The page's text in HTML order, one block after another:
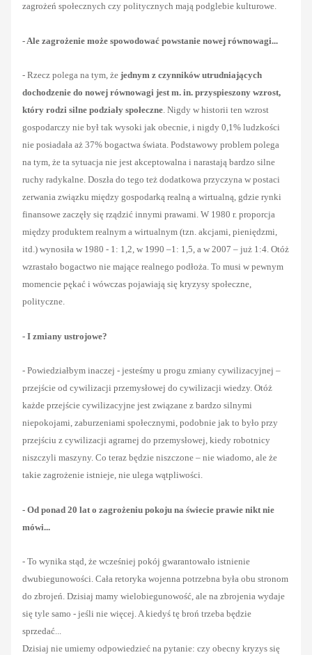
zagrożeń społecznych czy politycznych mają podglebie kulturowe.
- Ale zagrożenie może spowodować powstanie nowej równowagi...
- Rzecz polega na tym, że jednym z czynników utrudniających
dochodzenie do nowej równowagi jest m. in. przyspieszony wzrost,
który rodzi silne podziały społeczne. Nigdy w historii ten wzrost
gospodarczy nie był tak wysoki jak obecnie, i nigdy 0,1% ludzkości
nie posiadała aż 37% bogactwa świata. Podstawowy problem polega
na tym, że ta sytuacja nie jest akceptowalna i narastają bardzo silne
ruchy radykalne. Doszła do tego też dodatkowa przyczyna w postaci
zerwania związku między gospodarką realną a wirtualną, gdzie rynki
finansowe zaczęły się rządzić innymi prawami. W 1980 r. proporcja
między produktem realnym a wirtualnym (tzn. akcjami, pieniędzmi,
itd.) wynosiła w 1980 - 1: 1,2, w 1990 –1: 1,5, a w 2007 – już 1:4. Otóż
wzrastało bogactwo nie mające realnego podłoża. To musi w pewnym
momencie pękać i wówczas pojawiają się kryzysy społeczne,
polityczne.
- I zmiany ustrojowe?
- Powiedziałbym inaczej - jesteśmy u progu zmiany cywilizacyjnej –
przejście od cywilizacji przemysłowej do cywilizacji wiedzy. Otóż
każde przejście cywilizacyjne jest związane z bardzo silnymi
niepokojami, zaburzeniami społecznymi, podobnie jak to było przy
przejściu z cywilizacji agrarnej do przemysłowej, kiedy robotnicy
niszczyli maszyny. Co teraz będzie niszczone – nie wiadomo, ale że
takie zagrożenie istnieje, nie ulega wątpliwości.
- Od ponad 20 lat o zagrożeniu pokoju na świecie prawie nikt nie
mówi...
- To wynika stąd, że wcześniej pokój gwarantowało istnienie
dwubiegunowości. Cała retoryka wojenna potrzebna była obu stronom
do zbrojeń. Dzisiaj mamy wielobiegunowość, ale na zbrojenia wydaje
się tyle samo - jeśli nie więcej. A kiedyś tę broń trzeba będzie
sprzedać...
Dzisiaj nie umiemy odpowiedzieć na pytanie: czy obecny kryzys się